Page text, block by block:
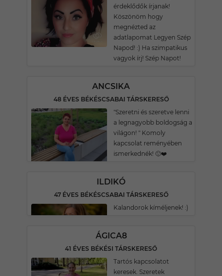
érdeklődők írjanak!
Köszönöm hogy
megnézted az
adatlapomat Legyen Szép
Napod! :) Ha szimpatikus
vagyok írj! Szép Napot!
ANCSIKA
48 ÉVES BÉKÉSCSABAI TÁRSKERESŐ
"Szeretni és szeretve lenni
a legnagyobb boldogság a
világon! " Komoly
kapcsolat reményében
ismerkednék! 🙂❤️
ILDIKÓ
47 ÉVES BÉKÉSCSABAI TÁRSKERESŐ
Kalandorok kíméljenek! :)
ÁGICA8
41 ÉVES BÉKÉSI TÁRSKERESŐ
Tartós kapcsolatot
keresek. Szeretek